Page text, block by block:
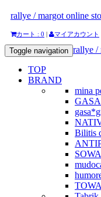
rallye / margot online
カート : 0 | マイアカウント
rallye /
Toggle navigation
TOP
BRAND
mina
Bilitis
SOWA